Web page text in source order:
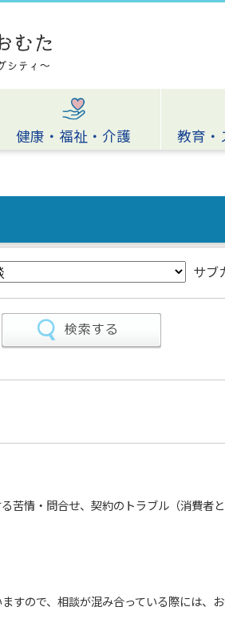
健康・福祉・介護 教育・
サブ
苦情・問合せ、契約のトラブル（消費者
すので、相談が混み合っている際には、